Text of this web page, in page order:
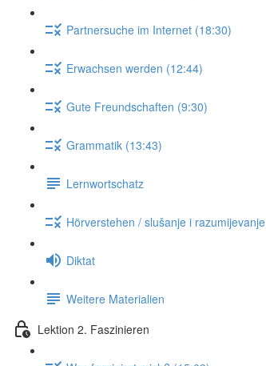
Partnersuche im Internet (18:30)
Erwachsen werden (12:44)
Gute Freundschaften (9:30)
Grammatik (13:43)
Lernwortschatz
Hörverstehen / slušanje i razumijevanje
Diktat
Weitere Materialien
Lektion 2. Faszinieren